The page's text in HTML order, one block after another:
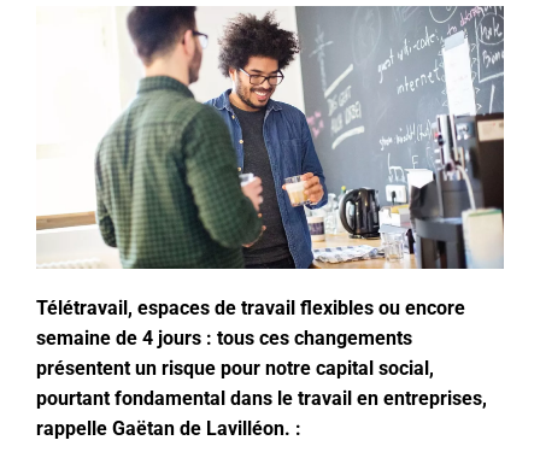
Télétravail, espaces de travail flexibles ou encore
semaine de 4 jours : tous ces changements
présentent un risque pour notre capital social,
pourtant fondamental dans le travail en entreprises,
rappelle Gaëtan de Lavilléon. :